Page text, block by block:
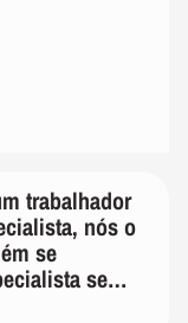
trabalhador
nós o
se
se